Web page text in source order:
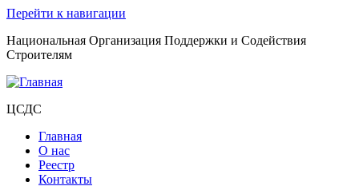
Перейти к навигации
Национальная Организация Поддержки и Содействия
Строителям
ЦСДС
Главная
О нас
Реестр
Контакты